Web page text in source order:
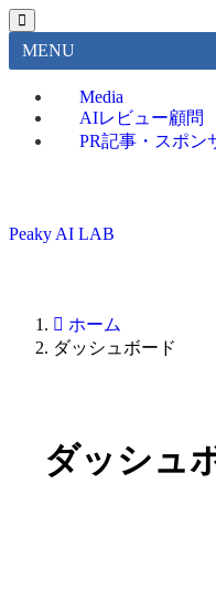
MENU
Media
AIレビュー顧問
PR記事・スポン
Peaky AI LAB
ホーム
ダッシュボード
ダッシュ